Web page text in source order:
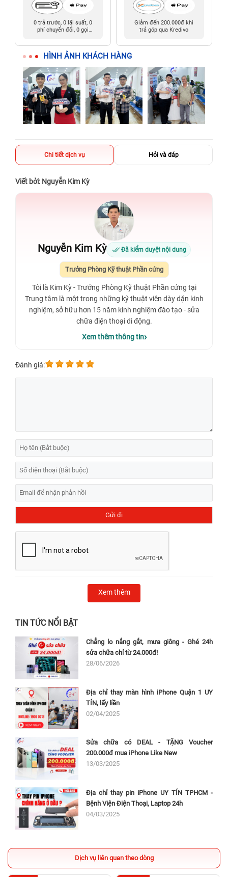
0 trả trước, 0 lãi suất, 0
phí chuyển đổi, 0 gọi
Giảm đến 200.000đ khi
trả góp qua Kredivo
HÌNH ẢNH KHÁCH HÀNG
Chi tiết dịch vụ Hỏi và đáp
Viết bởi: Nguyễn Kim Kỳ
Nguyễn Kim Kỳ Đã kiểm duyệt nội dung
Trưởng Phòng Kỹ thuật Phần cứng
Tôi là Kim Kỳ - Trưởng Phòng Kỹ thuật Phần cứng tại
Trung tâm là một trong những kỹ thuật viên dày dặn kinh
nghiệm, sở hữu hơn 15 năm kinh nghiệm đào tạo - sửa
chữa điện thoại di động.
Xem thêm thông tin
Đánh giá:
Xem thêm
TIN TỨC NỔI BẬT
Chẳng lo nắng gắt, mưa giông - Ghé 24h
sửa chữa chỉ từ 24.000đ!
28/06/2026
Địa chỉ thay màn hình iPhone Quận 1 UY
TÍN, lấy liền
02/04/2025
Sửa chữa có DEAL - TẶNG Voucher
200.000đ mua iPhone Like New
13/03/2025
Địa chỉ thay pin iPhone UY TÍN TPHCM -
Bệnh Viện Điện Thoại, Laptop 24h
04/03/2025
Dịch vụ liên quan theo dòng